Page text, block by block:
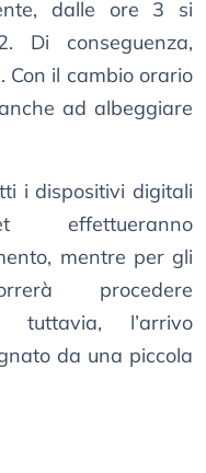
dalle ore 3 si
Di conseguenza,
Con il cambio orario
ad albeggiare
i dispositivi digitali
mentre per gli
procedere
tuttavia, l’arrivo
da una piccola